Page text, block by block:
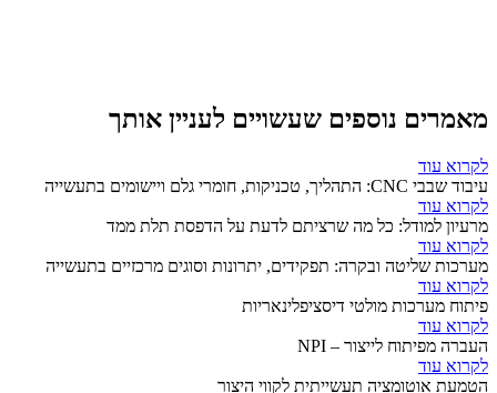
מאמרים נוספים שעשויים לעניין אותך
לקרוא עוד
עיבוד שבבי CNC: התהליך, טכניקות, חומרי גלם ויישומים בתעשייה
לקרוא עוד
מרעיון למודל: כל מה שרציתם לדעת על הדפסת תלת ממד
לקרוא עוד
מערכות שליטה ובקרה: תפקידים, יתרונות וסוגים מרכזיים בתעשייה
לקרוא עוד
פיתוח מערכות מולטי דיסציפלינאריות
לקרוא עוד
העברה מפיתוח לייצור – NPI
לקרוא עוד
הטמעת אוטומציה תעשייתית לקווי היצור